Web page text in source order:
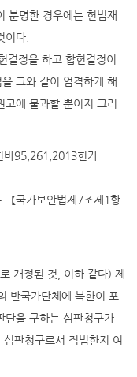
분명한 경우에는 헌법재
이다.
결정을 하고 합헌결정이
그와 같이 엄격하게 해
고에 불과할 뿐이지 그러
바95,261,2013헌가
【국가보안법제7조제1항
개정된 것, 이하 같다) 제
반국가단체에 북한이 포
단을 구하는 심판청구가
판청구로서 적법한지 여